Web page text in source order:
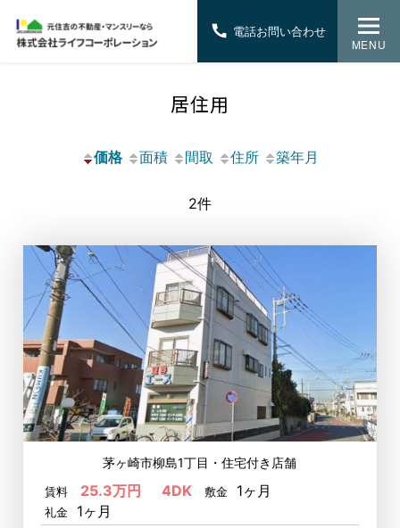
MENU
居住用
価格 面積 間取 住所 築年月
2件
茅ヶ崎市柳島1丁目・住宅付き店舗
賃料 25.3万円 4DK 敷金 1ヶ月
礼金 1ヶ月
電話お問い合わせ